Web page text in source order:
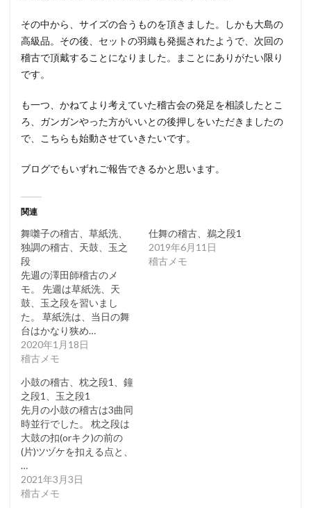
その中から、サイズの合うものを頂きました。しかも大島の
高級品。その後、セットの羽織も発掘されたようで、次回の
稽古で頂戴することになりました。まことにありがたい限り
です。
も一つ、かねてより考えていた稽古会の発足を相談したとこ
ろ、ガンガンやった方がいいとの後押しをいただきましたの
で、こちらも始動させていきたいです。
ブログでもいずれご報告できるかと思います。
関連
舞囃子の稽古、草紙洗、
独調の稽古、天鼓、玉之
段
先週の澤田師稽古のメ
モ。 先週は草紙洗、天
鼓、玉之段を習いまし
た。 草紙洗は、当日の舞
台はかなり狭め…
2020年1月18日
稽古メモ
仕舞の稽古、鵜之段1
2019年6月11日
稽古メモ
小鼓の稽古、枕之段1、鐘
之段1、玉之段1
先月の小鼓の稽古は3曲同
時並行でした。 枕之段は
大鼓の扣(orキク)の前の
(片)ツヅケを扣える点と、
…
2021年3月3日
稽古メモ